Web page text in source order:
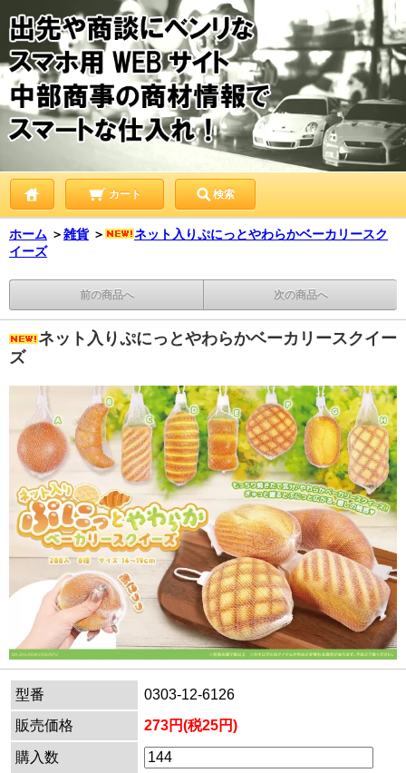
カート 検索
ホーム ＞雑貨 ＞
ネット入りぷにっとやわらかベーカリースク
イーズ
前の商品へ 次の商品へ
ネット入りぷにっとやわらかベーカリースクイー
ズ
型番
0303-12-6126
販売価格
273円(税25円)
購入数